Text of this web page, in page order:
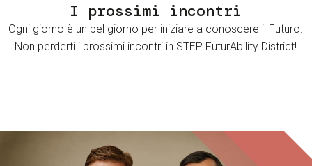
I prossimi incontri
Ogni giorno è un bel giorno per iniziare a conoscere il Futuro.
Non perderti i prossimi incontri in STEP FuturAbility District!